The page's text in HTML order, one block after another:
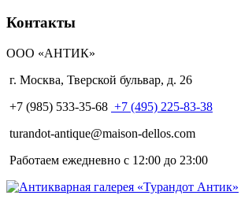
Контакты
ООО «АНТИК»
г. Москва, Тверской бульвар, д. 26
+7 (985) 533-35-68 +7 (495) 225-83-38
turandot-antique@maison-dellos.com
Работаем ежедневно с 12:00 до 23:00